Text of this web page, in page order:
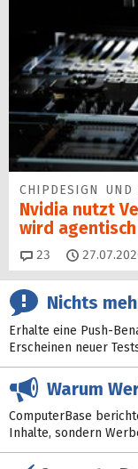
CHIPDESIGN UND
Nvidia nutzt
wird agentisch
23 Kommentare
Nichts
Erhalte eine Push-
Erscheinen neuer
Warum
ComputerBase
Inhalte, sondern